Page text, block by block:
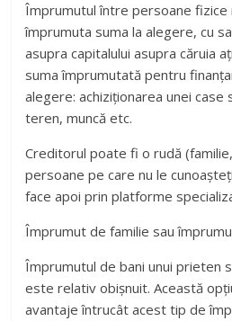
Împrumutul între persoane
împrumuta suma la alegere, cu
asupra capitalului asupra căruia
suma împrumutată pentru
alegere: achiziționarea unei case
teren, muncă etc.
Creditorul poate fi o rudă
persoane pe care nu le
face apoi prin platforme
Împrumut de familie sau
Împrumutul de bani unui prieten
este relativ obișnuit. Această
avantaje întrucât acest tip de